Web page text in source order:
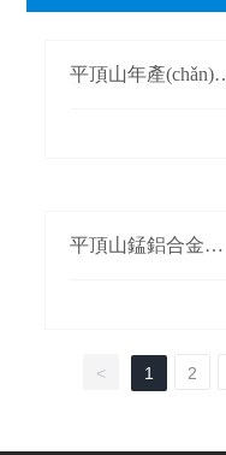
平頂山年產(chǎn)1
平頂山錳鋁合金生
< 1 2